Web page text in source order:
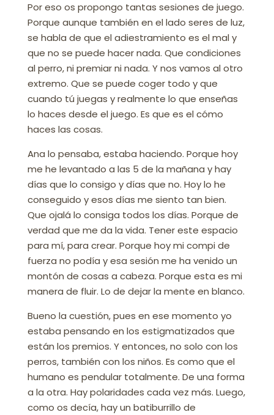
Por eso os propongo tantas sesiones de juego.
Porque aunque también en el lado seres de luz,
se habla de que el adiestramiento es el mal y
que no se puede hacer nada. Que condiciones
al perro, ni premiar ni nada. Y nos vamos al otro
extremo. Que se puede coger todo y que
cuando tú juegas y realmente lo que enseñas
lo haces desde el juego. Es que es el cómo
haces las cosas.
Ana lo pensaba, estaba haciendo. Porque hoy
me he levantado a las 5 de la mañana y hay
días que lo consigo y días que no. Hoy lo he
conseguido y esos días me siento tan bien.
Que ojalá lo consiga todos los días. Porque de
verdad que me da la vida. Tener este espacio
para mí, para crear. Porque hoy mi compi de
fuerza no podía y esa sesión me ha venido un
montón de cosas a cabeza. Porque esta es mi
manera de fluir. Lo de dejar la mente en blanco.
Bueno la cuestión, pues en ese momento yo
estaba pensando en los estigmatizados que
están los premios. Y entonces, no solo con los
perros, también con los niños. Es como que el
humano es pendular totalmente. De una forma
a la otra. Hay polaridades cada vez más. Luego,
como os decía, hay un batiburrillo de